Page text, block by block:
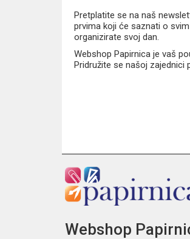
Pretplatite se na naš
prvima koji će saznati o
organizirate svoj dan.
Webshop Papirnica je vaš
Pridružite se našoj zajednici
Webshop